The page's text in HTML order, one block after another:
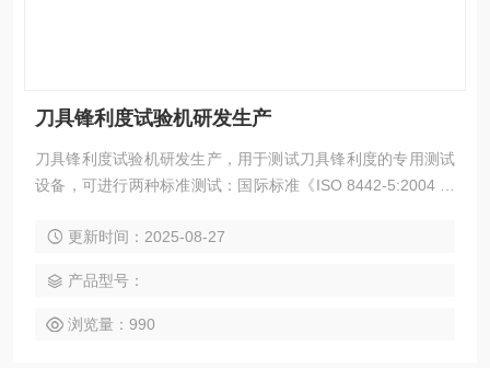
刀具锋利度试验机研发生产
刀具锋利度试验机研发生产，用于测试刀具锋利度的专用测试
设备，可进行两种标准测试：国际标准《ISO 8442-5:2004 刀
动机构、精密测距机构、大屏幕液晶显示器等部分组成，实现
更新时间：2025-08-27
产品型号：
浏览量：990